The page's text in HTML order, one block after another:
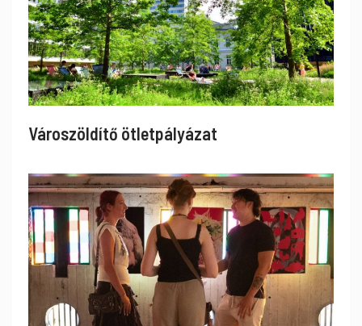
Városzöldítő ötletpályázat